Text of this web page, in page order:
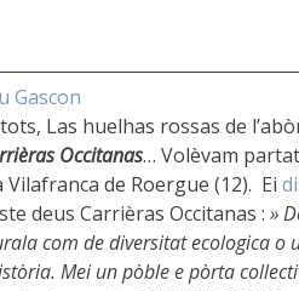
Gascon
Las huelhas rossas de
Occitanas… Volèvam
de Roergue (12). Ei
deus Carrièras Occitanas : »
com de diversitat ecologica
Mei un pòble e pòrta